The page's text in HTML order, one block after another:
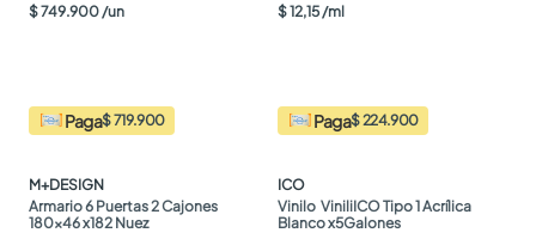
$749.900 /un
Paga$ 719.900
M+DESIGN
Armario 6 Puertas 2 Cajones
180x46 x182 Nuez
$12,15 /ml
Paga$ 224.900
ICO
Vinilo  ViniliICO Tipo 1 Acrílica
Blanco x5Galones